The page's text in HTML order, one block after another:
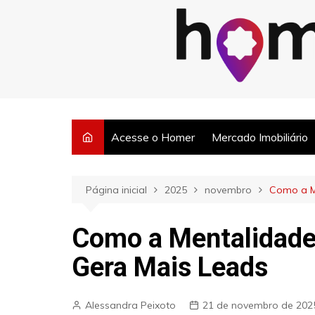
Posts semanais sobre o mercado imobiliário e dicas para
Acesse o Homer Mercado Imobiliário
Página inicial 2025 novembro Como a
Como a
Gera Mais Leads
Alessandra Peixoto
21 de novembro de